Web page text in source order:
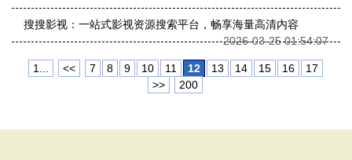
搜搜影视：一站式影视资源搜索平台，畅享海量高清内容
2026-03-25 01:54:07
1... << 7 8 9 10 11 12 13 14 15 16
17
>>
200